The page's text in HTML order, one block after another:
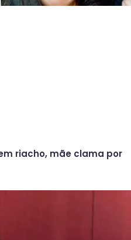
riacho, mãe clama por